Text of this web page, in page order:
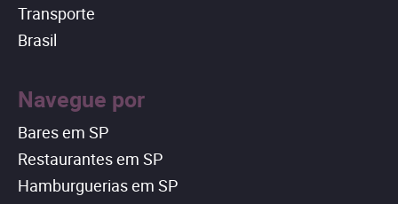
Transporte
Brasil
Navegue por
Bares em SP
Restaurantes em SP
Hamburguerias em SP